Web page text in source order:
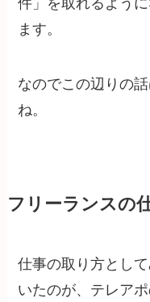
ます。
なのでこの辺りの
ね。
フリーランスの
仕事の取り方とし
いたのが、テレア